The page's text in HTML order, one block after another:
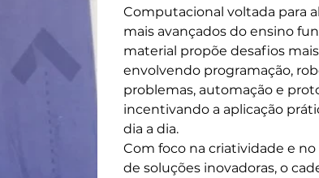
Computacional voltada para
mais avançados do ensino
material propõe desafios
envolvendo programação,
problemas, automação e
incentivando a aplicação
dia a dia.
Com foco na criatividade e
de soluções inovadoras, o